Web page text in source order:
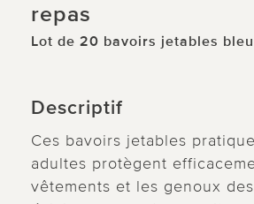
repas
Lot de 20 bavoirs jetables
Descriptif
Ces bavoirs jetables
adultes protègent
vêtements et les genoux des